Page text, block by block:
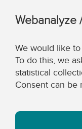
Webanalyze
We would like
To do this, we
statistical
Consent can be